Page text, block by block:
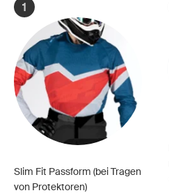
1
Slim Fit Passform (bei Tragen
von Protektoren)